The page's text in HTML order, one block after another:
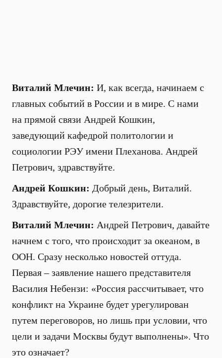
Виталий Млечин: И, как всегда, начинаем с
главных событий в России и в мире. С нами
на прямой связи Андрей Кошкин,
заведующий кафедрой политологии и
социологии РЭУ имени Плеханова. Андрей
Петрович, здравствуйте.
Андрей Кошкин: Добрый день, Виталий.
Здравствуйте, дорогие телезрители.
Виталий Млечин: Андрей Петрович, давайте
начнем с того, что происходит за океаном, в
ООН. Сразу несколько новостей оттуда.
Первая – заявление нашего представителя
Василия Небензи: «Россия рассчитывает, что
конфликт на Украине будет урегулирован
путем переговоров, но лишь при условии, что
цели и задачи Москвы будут выполнены». Что
это означает?